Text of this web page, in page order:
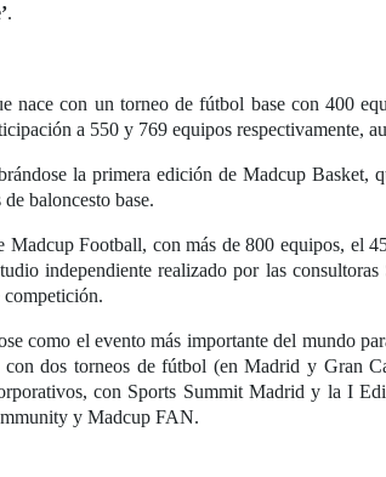
.
nace con un torneo de fútbol base con 400
a 550 y 769 equipos respectivamente,
la primera edición de Madcup Basket,
baloncesto base.
Football, con más de 800 equipos, el
independiente realizado por las
competición.
como el evento más importante del mundo
dos torneos de fútbol (en Madrid y Gran
con Sports Summit Madrid y la I
y Madcup FAN.